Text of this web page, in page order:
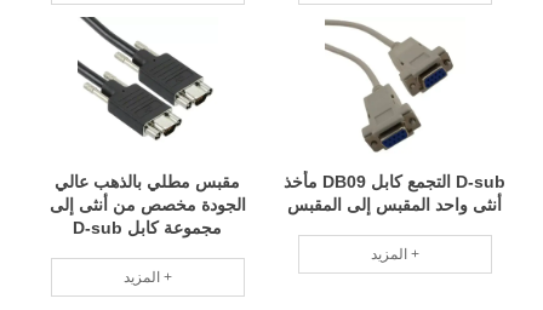
مقبس مطلي بالذهب عالي
الجودة مخصص من أنثى إلى
مجموعة كابل D-sub
المزيد +
D-sub التجمع كابل DB09 مأخذ
أنثى واحد المقبس إلى المقبس
المزيد +